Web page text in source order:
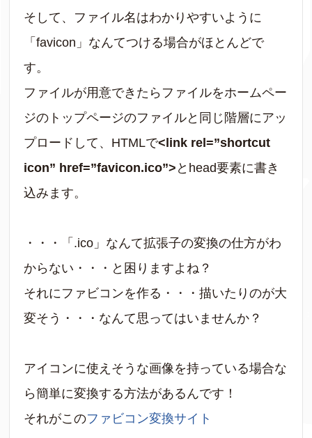
そして、ファイル名はわかりやすいように
「favicon」なんてつける場合がほとんどで
す。
ファイルが用意できたらファイルをホームペー
ジのトップページのファイルと同じ階層にアッ
プロードして、HTMLで<link rel=”shortcut
icon” href=”favicon.ico”> とhead要素に書き
込みます。
・・・「.ico」なんて拡張子の変換の仕方がわ
からない・・・と困りますよね？
それにファビコンを作る・・・描いたりのが大
変そう・・・なんて思ってはいませんか？
アイコンに使えそうな画像を持っている場合な
ら簡単に変換する方法があるんです！
それがこのファビコン変換サイト